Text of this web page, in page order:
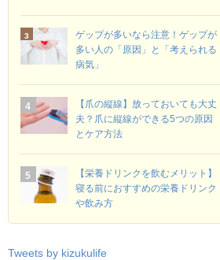
ゲップが多いなら注意！ゲップが
多い人の「原因」と「考えられる
病気」
【爪の縦線】放っておいても大丈
夫？爪に縦線ができる5つの原因
とケア方法
【栄養ドリンクを飲むメリット】
寝る前におすすめの栄養ドリンク
や飲み方
Tweets by kizukulife